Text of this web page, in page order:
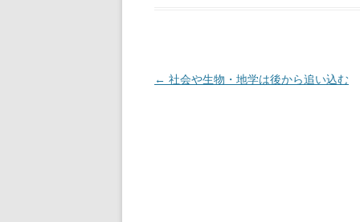
投
← 社会や生物・地学は後から追い込む